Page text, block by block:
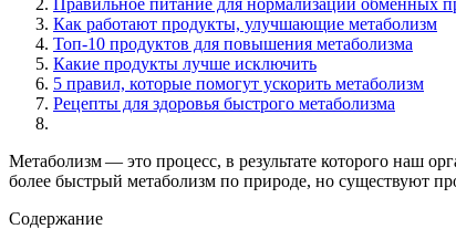
Как работают продукты, улучшающие метаболизм
Топ-10 продуктов для повышения метаболизма
Какие продукты лучше исключить
5 правил, которые помогут ускорить метаболизм
Рецепты для здоровья быстрого метаболизма
Метаболизм — это процесс, в результате которого наш
более быстрый метаболизм по природе, но существуют
Содержание